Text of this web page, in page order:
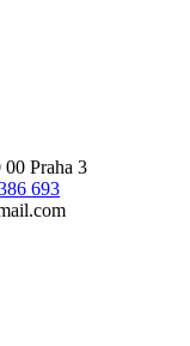
Praha 3
693